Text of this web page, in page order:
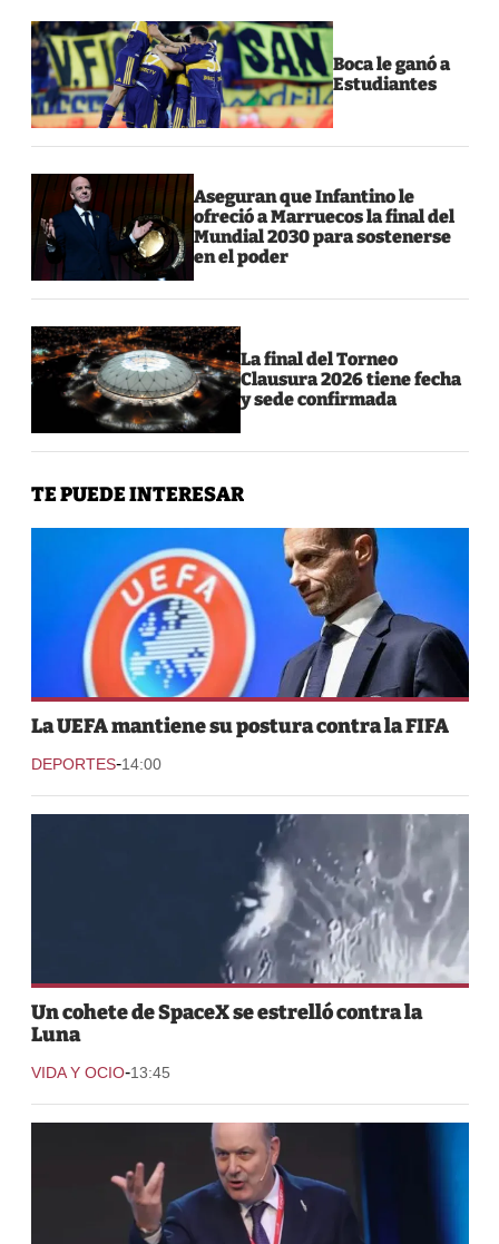
Boca le ganó a
Estudiantes
Aseguran que Infantino le
ofreció a Marruecos la final del
Mundial 2030 para sostenerse
en el poder
La final del Torneo
Clausura 2026 tiene fecha
y sede confirmada
TE PUEDE INTERESAR
La UEFA mantiene su postura contra la FIFA
DEPORTES-14:00
Un cohete de SpaceX se estrelló contra la
Luna
VIDA Y OCIO-13:45